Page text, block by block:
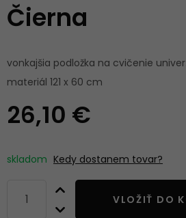
Čierna
vonkajšia podložka na cvičenie
materiál 121 x 60 cm
26,10 €
skladom Kedy dostanem tovar?
VLOŽIŤ DO